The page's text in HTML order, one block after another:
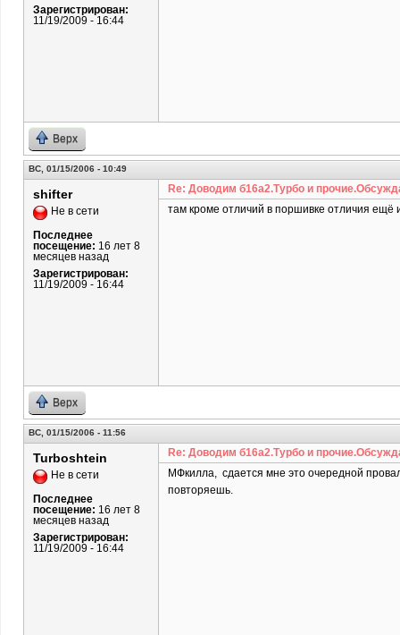
Зарегистрирован:
11/19/2009 - 16:44
Верх
ВС, 01/15/2006 - 10:49
shifter
Не в сети
Последнее
посещение: 16 лет 8
месяцев назад
Зарегистрирован:
11/19/2009 - 16:44
Re: Доводим б16а2.Турбо и
там кроме отличий в поршивке отличия ещё
Верх
ВС, 01/15/2006 - 11:56
Turboshtein
Не в сети
Последнее
посещение: 16 лет 8
месяцев назад
Зарегистрирован:
11/19/2009 - 16:44
Re: Доводим б16а2.Турбо и
МФкилла, сдается мне это очередной
повторяешь.